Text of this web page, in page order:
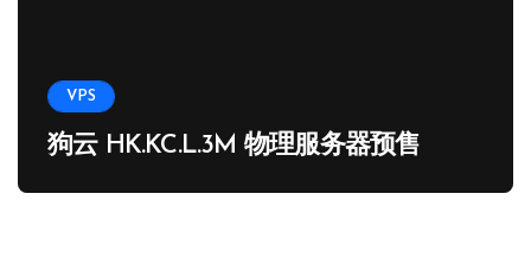
VPS
狗云 HK.KC.L.3M 物理服务器预售